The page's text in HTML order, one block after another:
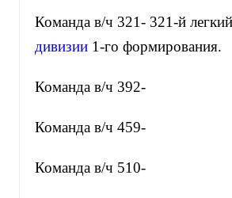
Команда в/ч 321- 321-й
дивизии1-го формирования.
Команда в/ч 392-
Команда в/ч 459-
Команда в/ч 510-